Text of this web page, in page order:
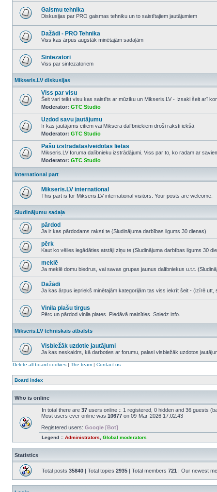
unread
posts
unread
posts
Gaismu tehnika
Diskusijas par PRO gaismas tehniku un to saistītajiem jautājumiem
unread
posts
Dažādi - PRO Tehnika
Viss kas ārpus augstāk minētajām sadaļām
unread
posts
Sintezatori
Viss par sintezatoriem
Mikseris.LV diskusijas
No
unread
posts
Viss par visu
Šeit vari teikt visu kas saistīts ar mūziku un Mikseris.LV - Izsaki šeit arī
Moderator: GTC Studio
No
unread
posts
Uzdod savu jautājumu
Ir kas jautājams citiem vai Miksera dalībniekiem droši raksti iekšā
Moderator: GTC Studio
No
unread
posts
Pašu izstrādātas/veidotas lietas
Mikseris.LV foruma dalībnieku izstrādājumi. Viss par to, ko radam ar
Moderator: GTC Studio
International part
unread
posts
Mikseris.LV international
This part is for Mikseris.LV international visitors. Your posts are welcome.
Sludinājumu sadaļa
unread
posts
pārdod
Ja ir kas pārdodams raksti te (Sludinājuma darbības ilgums 30 dienas)
unread
posts
pērk
Kaut ko vēlies iegādāties atstāji ziņu te (Sludinājuma darbības ilgums 30
unread
posts
meklē
Ja meklē domu biedrus, vai savas grupas jaunus dalībniekus u.t.t.
unread
posts
Dažādi
Ja kas ārpus iepriekš minētajām kategorijām tas viss iekrīt šeit - (izīrē utt,
unread
posts
Vinila plašu tirgus
Pērc un pārdod vinila plates. Piedāvā mainīties. Sniedz info.
Mikseris.LV tehniskais atbalsts
unread
Visbiežāk uzdotie jautājumi
Ja kas neskaidrs, kā darboties ar forumu, palasi visbiežāk uzdotos
Delete all board cookies | The team | Contact us
Board index
Who is online
In total there are 37 users online :: 1 registered, 0 hidden and 36 guests
Most users ever online was 10677 on 09-Mar-2026 17:02:43
Registered users: Google [Bot]
Legend :: Administrators Global moderators
Statistics
Total posts 35840 | Total topics 2935 | Total members 721 | Our newest